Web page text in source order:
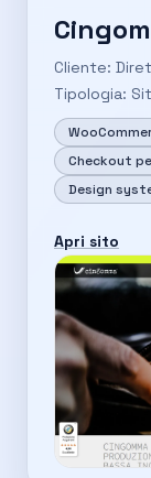
Cliente:
Tipologia:
Checkout
Design
Apri sito